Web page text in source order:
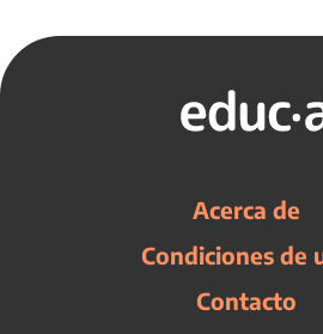
Acerca de
Condiciones de
Contacto